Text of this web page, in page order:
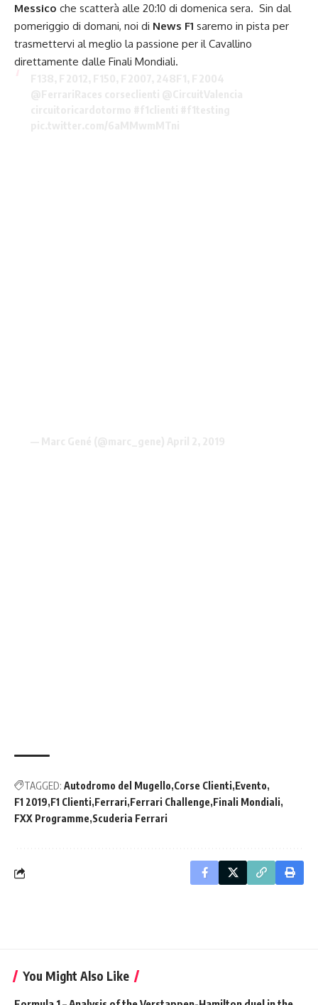
Messico che scatterà alle 20:10 di domenica sera. Sin dal
pomeriggio di domani, noi di News F1 saremo in pista per
trasmettervi al meglio la passione per il Cavallino
direttamente dalle Finali Mondiali.
TAGGED: Autodromo del Mugello Corse Clienti Evento
F1 2019 F1 Clienti Ferrari Ferrari Challenge Finali Mondiali
FXX Programme Scuderia Ferrari
You Might Also Like